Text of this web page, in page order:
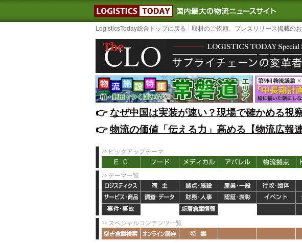
LOGISTICS TODAY｜国内最大の
LogisticsToday総合トップに戻る 取材のご依頼、プレスリリース掲載の
👉️なぜ中国は実装が速い？現場で確かめる視
👉️物流の価値「伝える力」高める【物流広報
ピックアップテーマ
テーマ一覧
スペシャルコンテンツ一覧